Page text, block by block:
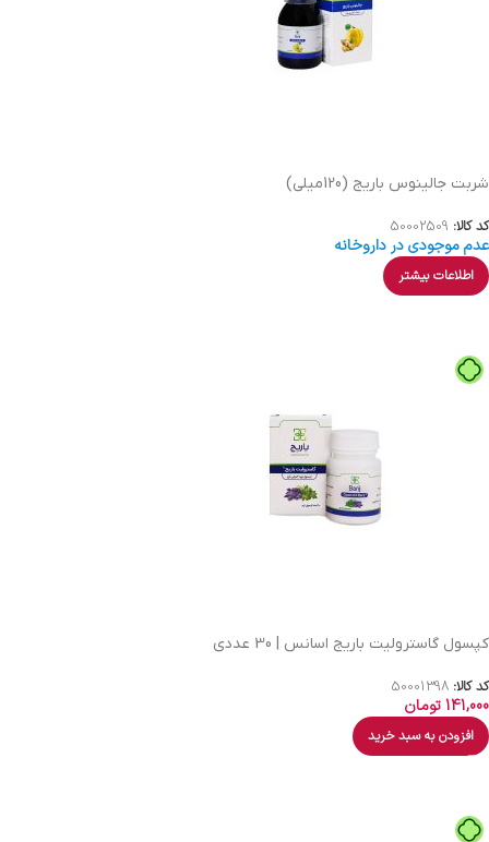
شربت جالینوس باریج (120میلی)
کد کالا: 50002509
عدم موجودی در داروخانه
اطلاعات بیشتر
کپسول گاسترولیت باریج اسانس | 30 عددی
کد کالا: 50001398
141,000تومان
افزودن به سبد خرید